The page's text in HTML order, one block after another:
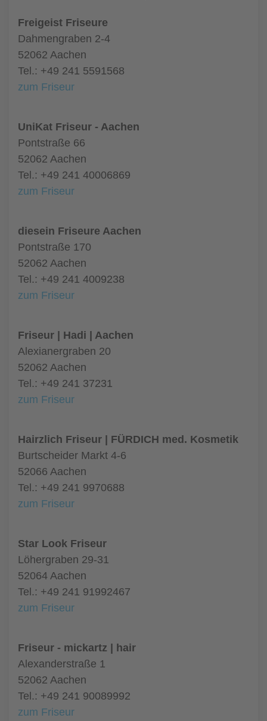
Freigeist Friseure
Dahmengraben 2-4
52062 Aachen
Tel.: +49 241 5591568
zum Friseur
UniKat Friseur - Aachen
Pontstraße 66
52062 Aachen
Tel.: +49 241 40006869
zum Friseur
diesein Friseure Aachen
Pontstraße 170
52062 Aachen
Tel.: +49 241 4009238
zum Friseur
Friseur | Hadi | Aachen
Alexianergraben 20
52062 Aachen
Tel.: +49 241 37231
zum Friseur
Hairzlich Friseur | FÜRDICH med. Kosmetik
Burtscheider Markt 4-6
52066 Aachen
Tel.: +49 241 9970688
zum Friseur
Star Look Friseur
Löhergraben 29-31
52064 Aachen
Tel.: +49 241 91992467
zum Friseur
Friseur - mickartz | hair
Alexanderstraße 1
52062 Aachen
Tel.: +49 241 90089992
zum Friseur